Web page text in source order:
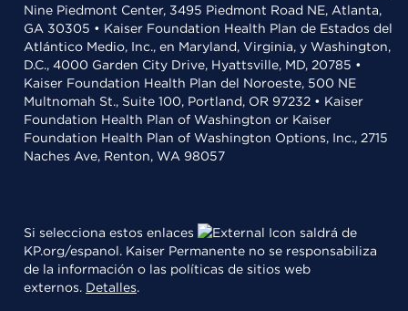
Nine Piedmont Center, 3495 Piedmont Road NE, Atlanta,
GA 30305 • Kaiser Foundation Health Plan de Estados del
Atlántico Medio, Inc., en Maryland, Virginia, y Washington,
D.C., 4000 Garden City Drive, Hyattsville, MD, 20785 •
Kaiser Foundation Health Plan del Noroeste, 500 NE
Multnomah St., Suite 100, Portland, OR 97232 • Kaiser
Foundation Health Plan of Washington or Kaiser
Foundation Health Plan of Washington Options, Inc., 2715
Naches Ave, Renton, WA 98057
Si selecciona estos enlaces
saldrá de
KP.org/espanol. Kaiser Permanente no se responsabiliza
de la información o las políticas de sitios web
externos. Detalles.